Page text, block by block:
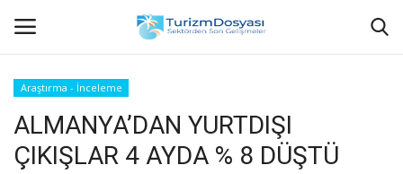
Anasayfa
Bize Ulaşın
Araştırma - İnceleme
ALMANYA’DAN YURTDIŞI
ÇIKIŞLAR 4 AYDA % 8 DÜŞTÜ